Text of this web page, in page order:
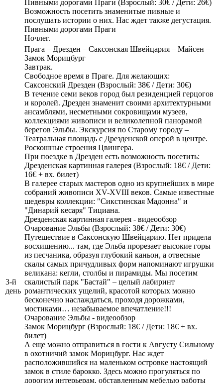
Пивными дорогами Праги (Взрослый: 30€ / Дети: 26€)
Возможность посетить знаменитые пивные и
послушать истории о них. Нас ждет также дегустация.
Пивными дорогами Праги
Ночлег.
3-й
день
Прага – Дрезден – Саксонская Швейцария – Майсен –
Замок Морицбург
Завтрак.
Свободное время в Праге. Для желающих:
Саксонский Дрезден (Взрослый: 38€ / Дети: 30€)
В течение семи веков город был резиденцией герцогов
и королей. Дрезден знаменит своими архитектурными
ансамблями, несметными сокровищами музеев,
коллекциями живописи и великолепной панорамой
берегов Эльбы. Экскурсия по Старому городу –
Театральная площадь с Дрезденской оперой в центре.
Роскошные строения Цвингера.
При поездке в Дрезден есть возможность посетить:
Дрезденская картинная галерея (Взрослый: 18€ / Дети:
16€ + вх. билет)
В галерее старых мастеров одно из крупнейших в мире
собраний живописи XV-XVIII веков. Самые известные
шедевры коллекции: "Сикстинская Мадонна" и
"Динарий кесаря" Тициана.
Дрезденская картинная галерея - видеообзор
Очарование Эльбы (Взрослый: 38€ / Дети: 30€)
Путешествие в Саксонскую Швейцарию. Нет придела
восхищению... там, где Эльба прорезает высокие горы
из песчаника, образуя глубокий каньон, а отвесные
скалы самых причудливых форм напоминают игрушки
великана: кегли, столбы и пирамиды. Мы посетим
скалистый парк "Бастай" – целый лабиринт
романтических ущелий, красотой которых можно
бесконечно наслаждаться, проходя дорожками,
мостиками… незабываемое впечатление!!!
Очарование Эльбы - видеообзор
Замок Морицбург (Взрослый: 18€ / Дети: 18€ + вх.
билет)
А еще можно отправиться в гости к Августу Сильному
в охотничий замок Морицбург. Нас ждет
расположившийся на маленьком островке настоящий
замок в стиле барокко. Здесь можно прогуляться по
дорогим интерьерам, обставленным мебелью работы